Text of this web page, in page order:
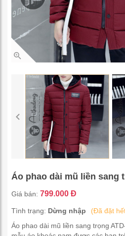
Áo phao dài mũ liền sang
Giá bán: 799.000 Đ
Tình trạng: Dừng nhập
(Đã đặt
Áo phao dài mũ liền sang trọng